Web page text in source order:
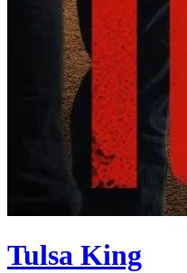
Tulsa King